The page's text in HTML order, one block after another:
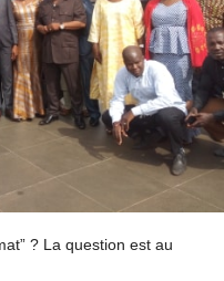
? La question est au